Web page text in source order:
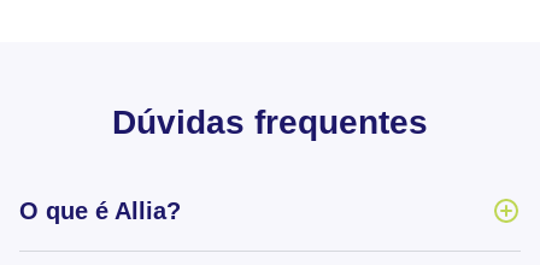
Dúvidas frequentes
O que é Allia?